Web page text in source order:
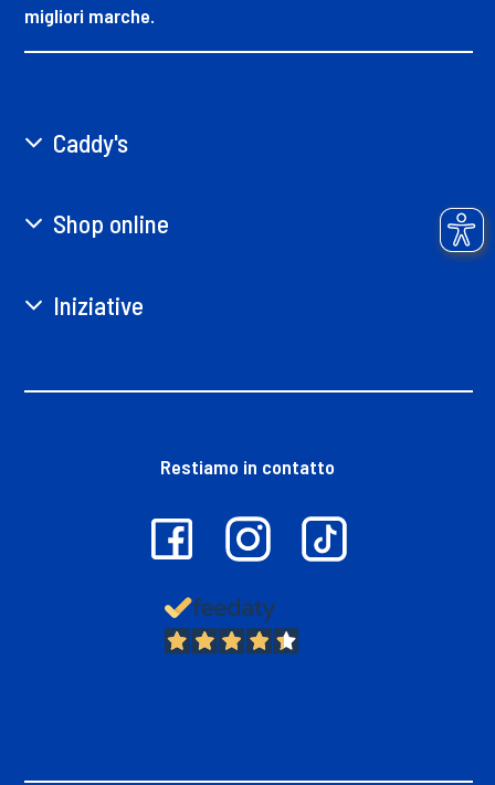
migliori marche.
Caddy's
Shop online
Iniziative
Restiamo in contatto